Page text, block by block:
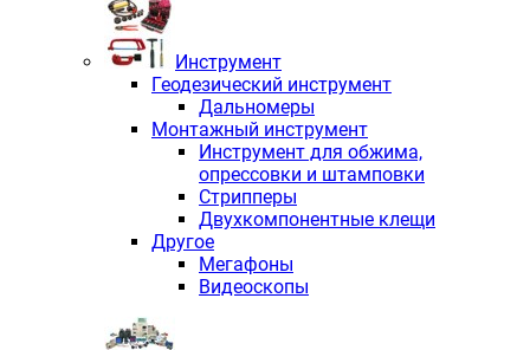
Инструмент
Геодезический инструмент
Дальномеры
Монтажный инструмент
Инструмент для обжима,
опрессовки и штамповки
Стрипперы
Двухкомпонентные клещи
Другое
Мегафоны
Видеоскопы